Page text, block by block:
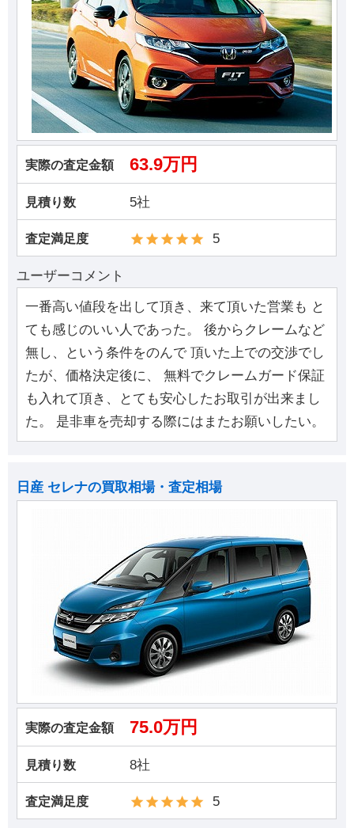
実際の査定金額 63.9万円
見積り数 5社
査定満足度 5
ユーザーコメント
一番高い値段を出して頂き、来て頂いた営業も と
ても感じのいい人であった。 後からクレームなど
無し、という条件をのんで 頂いた上での交渉でし
たが、価格決定後に、 無料でクレームガード保証
も入れて頂き、とても安心したお取引が出来まし
た。 是非車を売却する際にはまたお願いしたい。
日産 セレナの買取相場・査定相場
実際の査定金額 75.0万円
見積り数 8社
査定満足度 5